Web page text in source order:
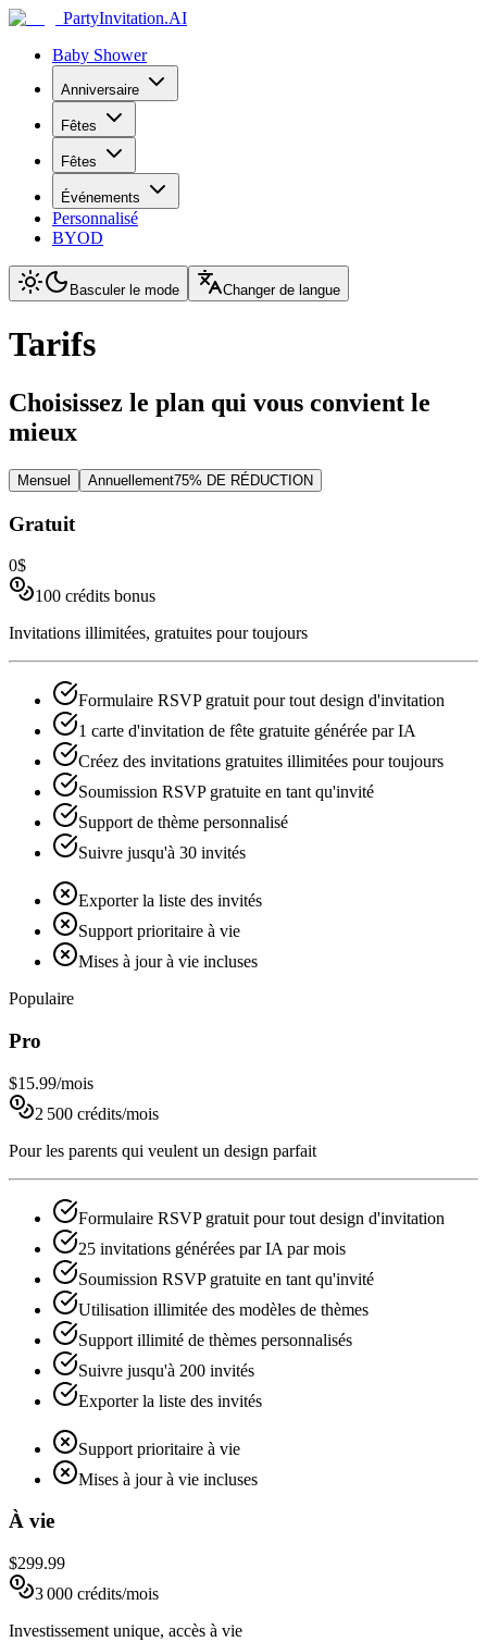
PartyInvitation.AI
Baby Shower
Anniversaire
Fêtes
Fêtes
Événements
Personnalisé
BYOD
Basculer le mode Changer de langue
Tarifs
Choisissez le plan qui vous convient le
mieux
Mensuel Annuellement75% DE RÉDUCTION
Gratuit
0$
100 crédits bonus
Invitations illimitées, gratuites pour toujours
Formulaire RSVP gratuit pour tout design d'invitation
1 carte d'invitation de fête gratuite générée par IA
Créez des invitations gratuites illimitées pour toujours
Soumission RSVP gratuite en tant qu'invité
Support de thème personnalisé
Suivre jusqu'à 30 invités
Exporter la liste des invités
Support prioritaire à vie
Mises à jour à vie incluses
Populaire
Pro
$15.99/mois
2 500 crédits/mois
Pour les parents qui veulent un design parfait
Formulaire RSVP gratuit pour tout design d'invitation
25 invitations générées par IA par mois
Soumission RSVP gratuite en tant qu'invité
Utilisation illimitée des modèles de thèmes
Support illimité de thèmes personnalisés
Suivre jusqu'à 200 invités
Exporter la liste des invités
Support prioritaire à vie
Mises à jour à vie incluses
À vie
$299.99
3 000 crédits/mois
Investissement unique, accès à vie